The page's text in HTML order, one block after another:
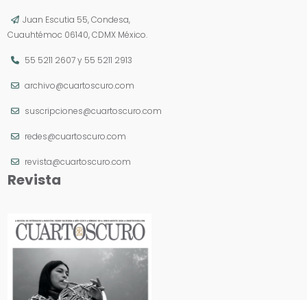
Juan Escutia 55, Condesa,
Cuauhtémoc 06140, CDMX México.
55 5211 2607y 55 5211 2913
archivo@cuartoscuro.com
suscripciones@cuartoscuro.com
redes@cuartoscuro.com
revista@cuartoscuro.com
Revista